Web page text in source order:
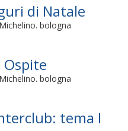
di Natale
bologna
Ospite
bologna
tema I